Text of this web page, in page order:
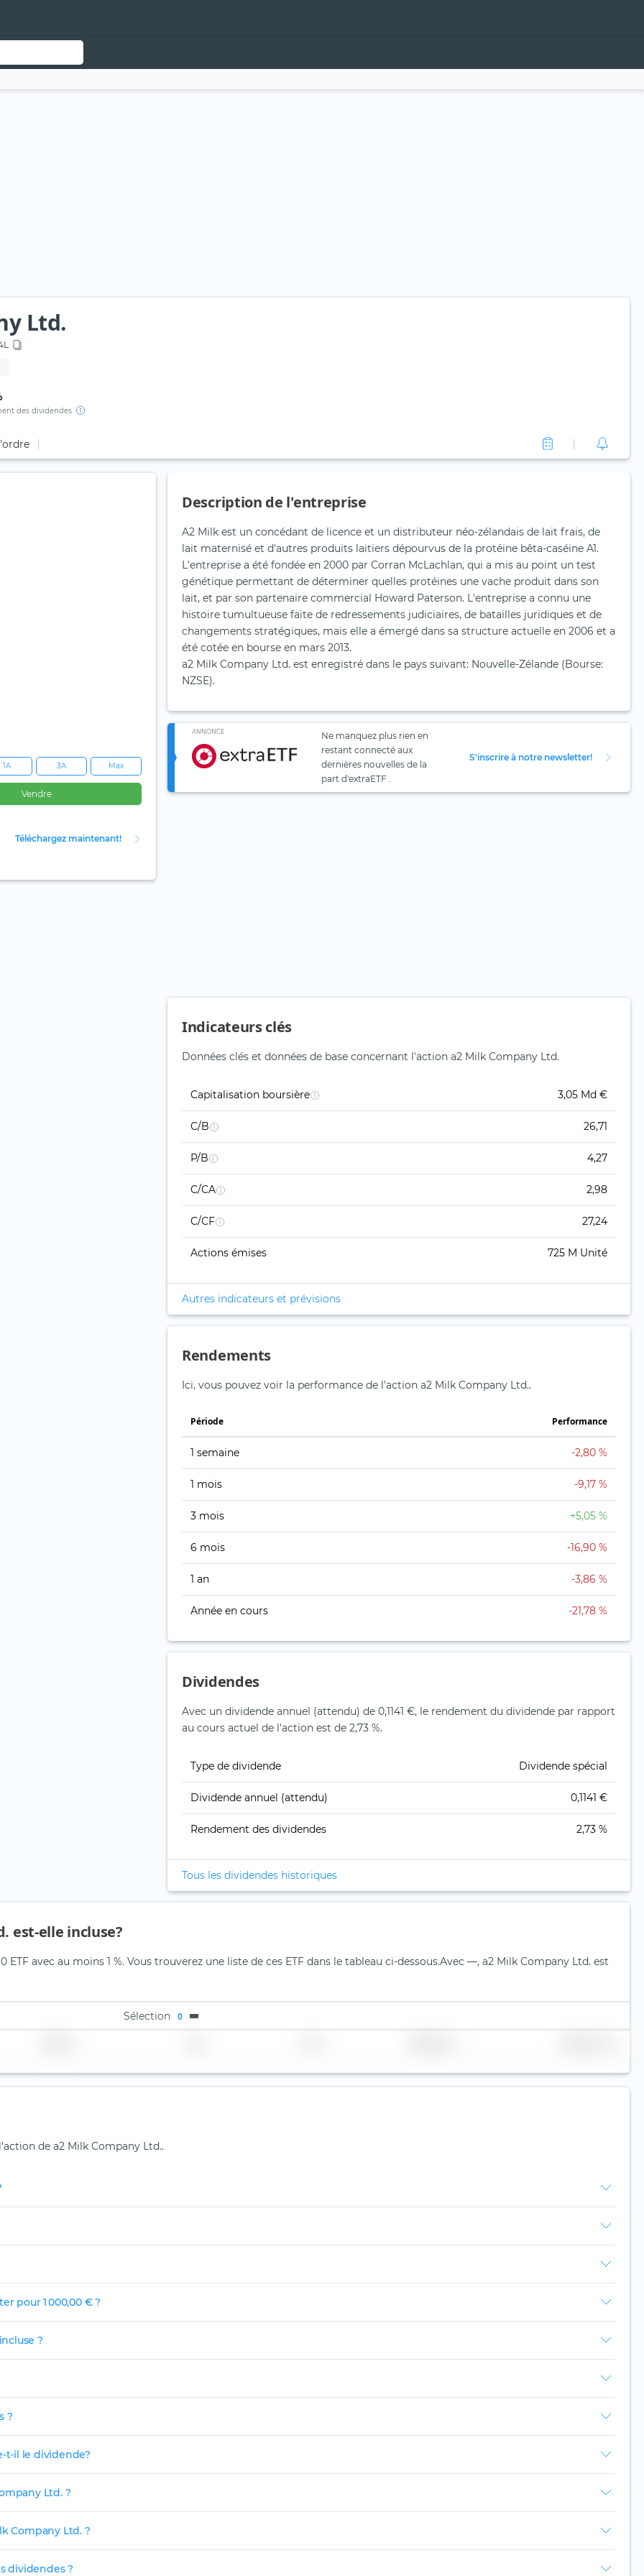
Ltd.
des dividendes
1A 3A Max
Vendre
Téléchargez maintenant!
Description de l'entreprise
A2 Milk est un concédant de licence et un distributeur néo-zélandais de lait frais, de
lait maternisé et d'autres produits laitiers dépourvus de la protéine bêta-caséine A1.
L'entreprise a été fondée en 2000 par Corran McLachlan, qui a mis au point un test
génétique permettant de déterminer quelles protéines une vache produit dans son
lait, et par son partenaire commercial Howard Paterson. L'entreprise a connu une
histoire tumultueuse faite de redressements judiciaires, de batailles juridiques et de
changements stratégiques, mais elle a émergé dans sa structure actuelle en 2006 et a
été cotée en bourse en mars 2013.
a2 Milk Company Ltd. est enregistré dans le pays suivant: Nouvelle-Zélande (Bourse:
NZSE).
ANNONCE
Ne manquez plus rien en
restant connecté aux
dernières nouvelles de la
part d'extraETF .
S'inscrire à notre newsletter!
Indicateurs clés
Données clés et données de base concernant l'action a2 Milk Company Ltd.
Capitalisation boursière 3,05 Md €
C/B 26,71
P/B 4,27
C/CA 2,98
C/CF 27,24
Actions émises 725 M Unité
Autres indicateurs et prévisions
Rendements
Ici, vous pouvez voir la performance de l'action a2 Milk Company Ltd..
Période Performance
1 semaine -2,80 %
1 mois -9,17 %
3 mois +5,05 %
6 mois -16,90 %
1 an -3,86 %
Année en cours -21,78 %
Dividendes
Avec un dividende annuel (attendu) de 0,1141 €, le rendement du dividende par rapport
au cours actuel de l'action est de 2,73 %.
Type de dividende Dividende spécial
Dividende annuel (attendu) 0,1141 €
Rendement des dividendes 2,73 %
Tous les dividendes historiques
est-elle incluse?
avec au moins 1 %. Vous trouverez une liste de ces ETF dans le tableau ci-dessous.Avec —, a2 Milk Company Ltd. est
Sélection 0
de a2 Milk Company Ltd..
pour 1 000,00 € ?
?
?
t-il le dividende?
Ltd. ?
Company Ltd. ?
dividendes ?